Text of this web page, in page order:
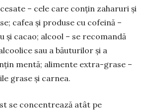
– cele care conțin zaha­ruri și
cafea și produse cu cofeină –
și cacao; alcool – se reco­mandă
sau a băuturilor și a
mentă; ali­mente extra-grase –
grase și carnea.
se concentrează atât pe